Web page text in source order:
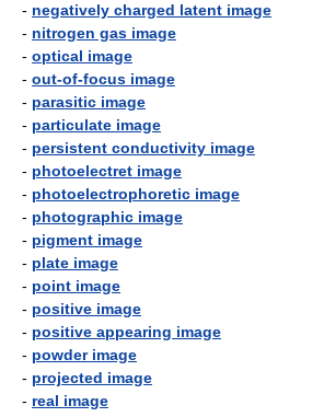
- negatively charged latent image
- nitrogen gas image
- optical image
- out-of-focus image
- parasitic image
- particulate image
- persistent conductivity image
- photoelectret image
- photoelectrophoretic image
- photographic image
- pigment image
- plate image
- point image
- positive image
- positive appearing image
- powder image
- projected image
- real image